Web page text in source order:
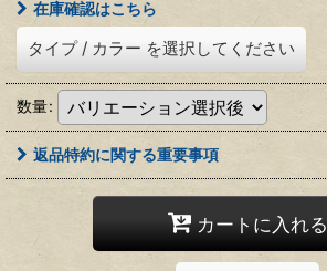
在庫確認はこちら
タイプ / カラー を選択してください
数量:
返品特約に関する重要事項
カートに入れる